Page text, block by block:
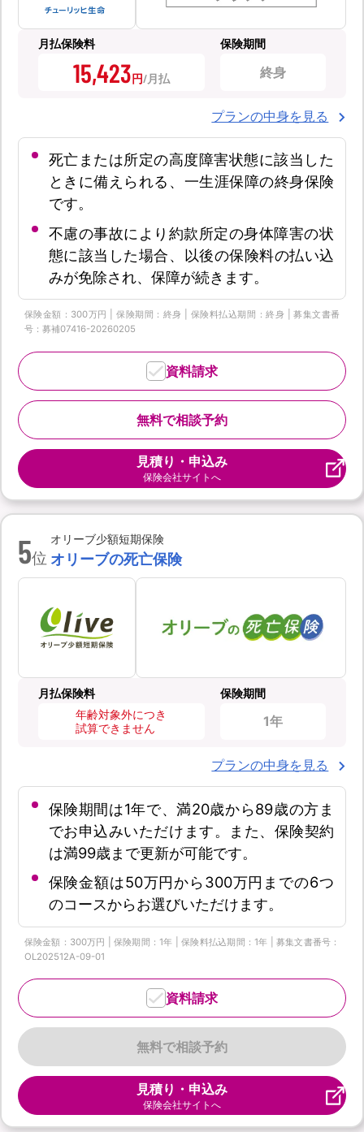
月払保険料
15,423円
保険期間
終身
プランの中身を見る
死亡または所定の高度障害状態に該当した
ときに備えられる、一生涯保障の終身保険
です。
不慮の事故により約款所定の身体障害の状
態に該当した場合、以後の保険料の払い込
みが免除され、保障が続きます。
保険金額：300万円 | 保険期間：終身 | 保険料払込期間：終身 | 募集文書番
号：募補07416-20260205
無料で相談予約
資料請求
見積り・申込み
保険会社サイトへ
5位
オリーブ少額短期保険
オリーブの死亡保険
月払保険料
年齢対象外につき
試算できません
保険期間
1年
プランの中身を見る
保険期間は1年で、満20歳から89歳の方ま
でお申込みいただけます。また、保険契約
は満99歳まで更新が可能です。
保険金額は50万円から300万円までの6つ
のコースからお選びいただけます。
保険金額：300万円 | 保険期間：1年 | 保険料払込期間：1年 | 募集文書番号：
OL202512A-09-01
無料で相談予約
資料請求
見積り・申込み
保険会社サイトへ